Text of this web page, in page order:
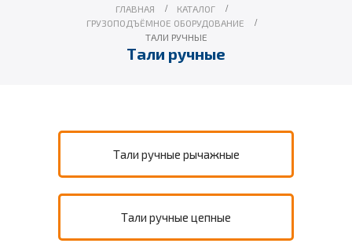
ГЛАВНАЯ
КАТАЛОГ
ГРУЗОПОДЪЁМНОЕ ОБОРУДОВАНИЕ
ТАЛИ РУЧНЫЕ
Тали ручные
Тали ручные рычажные
Тали ручные цепные